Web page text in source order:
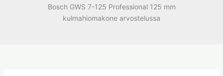
Bosch GWS 7-125 Professional 125 mm
kulmahiomakone arvostelussa